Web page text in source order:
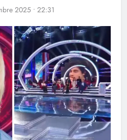
2025 • 22:31